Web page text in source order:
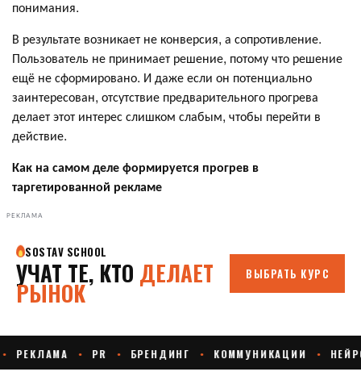
понимания.
В результате возникает не конверсия, а сопротивление.
Пользователь не принимает решение, потому что решение
ещё не сформировано. И даже если он потенциально
заинтересован, отсутствие предварительного прогрева
делает этот интерес слишком слабым, чтобы перейти в
действие.
Как на самом деле формируется прогрев в
таргетированной рекламе
РЕКЛАМА